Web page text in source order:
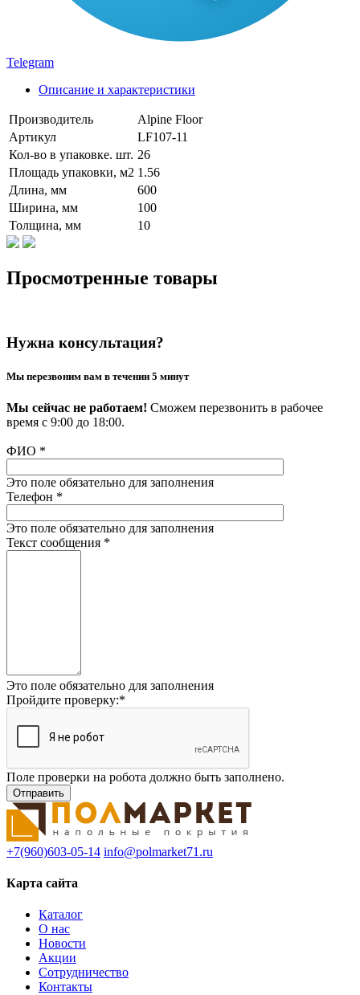
Telegram
Описание и характеристики
Производитель
Alpine Floor
Артикул
LF107-11
Кол-во в упаковке. шт. 26
Площадь упаковки, м2 1.56
Длина, мм
600
Ширина, мм
100
Толщина, мм
10
Просмотренные товары
Нужна консультация?
Мы перезвоним вам в течении 5 минут
Мы сейчас не работаем! Сможем перезвонить в рабочее
время с 9:00 до 18:00.
ФИО *
Это поле обязательно для заполнения
Телефон *
Это поле обязательно для заполнения
Текст сообщения *
Это поле обязательно для заполнения
Пройдите проверку:*
Поле проверки на робота должно быть заполнено.
+7(960)603-05-14 info@polmarket71.ru
Карта сайта
Каталог
О нас
Новости
Акции
Сотрудничество
Контакты